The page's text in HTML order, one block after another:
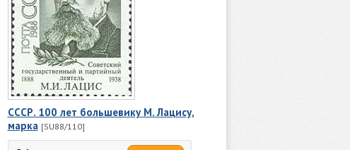
СССР. 100 лет большевику М. Лацису,
марка [SU88/110]